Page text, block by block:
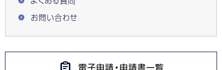
お問い合わせ
電子申請・申請書一覧